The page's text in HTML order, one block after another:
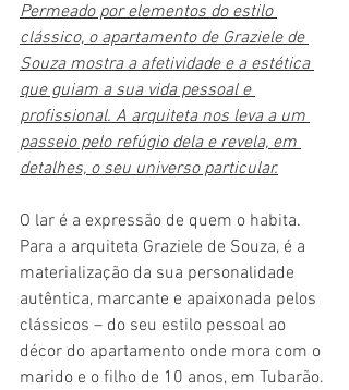
Permeado por elementos do estilo
clássico, o apartamento de Graziele de
Souza mostra a afetividade e a estética
que guiam a sua vida pessoal e
profissional. A arquiteta nos leva a um
passeio pelo refúgio dela e revela, em
detalhes, o seu universo particular.
O lar é a expressão de quem o habita.
Para a arquiteta Graziele de Souza, é a
materialização da sua personalidade
autêntica, marcante e apaixonada pelos
clássicos – do seu estilo pessoal ao
décor do apartamento onde mora com o
marido e o filho de 10 anos, em Tubarão.